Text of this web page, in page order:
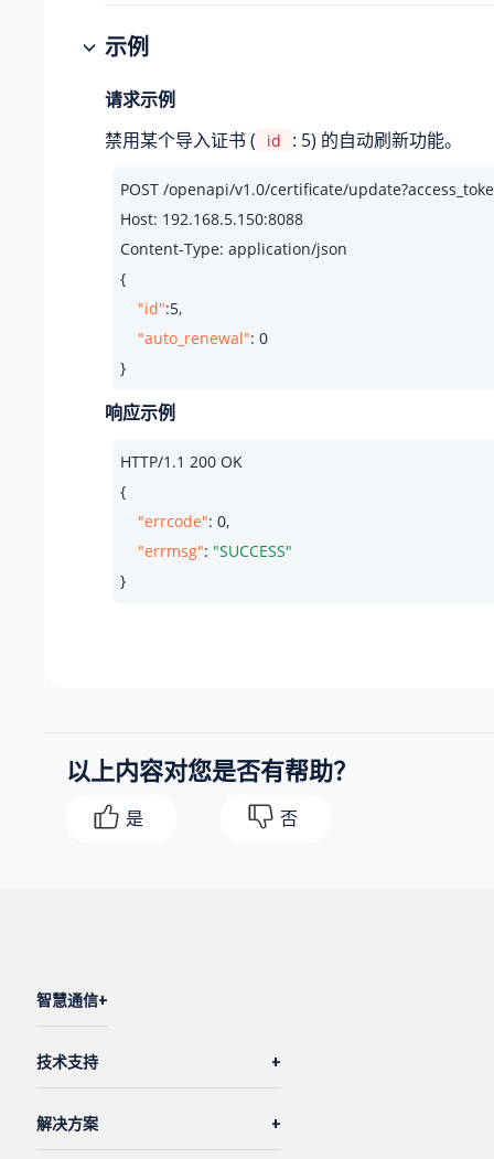
示例
请求示例
禁用某个导入证书 (
id : 5) 的自动刷新功能。
POST /openapi/v1.0/certificate/
Host: 192.168.5.150:8088
Content-Type: application/json
{
"id":5,
"auto_renewal": 0
}
响应示例
HTTP/1.1 200 OK
{
"errcode": 0,
"errmsg": "SUCCESS"
}
以上内容对您是否有帮助？
是 否
智慧通信
技术支持
解决方案